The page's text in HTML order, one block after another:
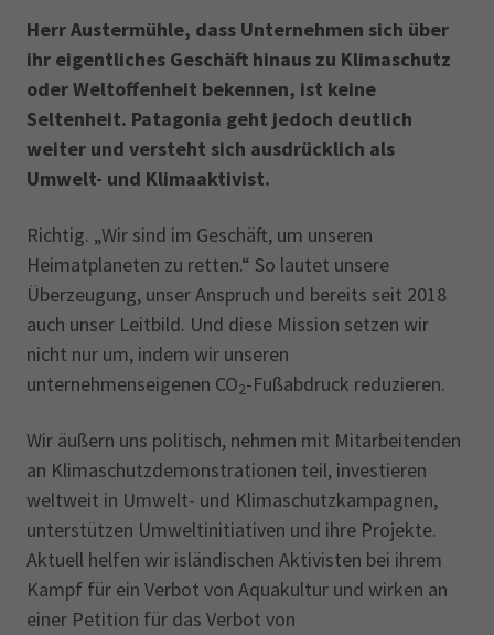
Herr Austermühle, dass Unternehmen sich über
ihr eigentliches Geschäft hinaus zu Klimaschutz
oder Weltoffenheit bekennen, ist keine
Seltenheit. Patagonia geht jedoch deutlich
weiter und versteht sich ausdrücklich als
Umwelt- und Klimaaktivist.
Richtig. „Wir sind im Geschäft, um unseren
Heimatplaneten zu retten.“ So lautet unsere
Überzeugung, unser Anspruch und bereits seit 2018
auch unser Leitbild. Und diese Mission setzen wir
nicht nur um, indem wir unseren
unternehmenseigenen CO2-Fußabdruck reduzieren.
Wir äußern uns politisch, nehmen mit Mitarbeitenden
an Klimaschutzdemonstrationen teil, investieren
weltweit in Umwelt- und Klimaschutzkampagnen,
unterstützen Umweltinitiativen und ihre Projekte.
Aktuell helfen wir isländischen Aktivisten bei ihrem
Kampf für ein Verbot von Aquakultur und wirken an
einer Petition für das Verbot von